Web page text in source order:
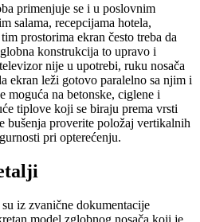
primenjuje se i u poslovnim
salama, recepcijama hotela,
prostorima ekran često treba da
konstrukcija to upravo i
nije u upotrebi, ruku nosača
ekran leži gotovo paralelno sa njim i
moguća na betonske, ciglene i
tiplove koji se biraju prema vrsti
bušenja proverite položaj vertikalnih
pri opterećenju.
iz zvanične dokumentacije
model zglobnog nosača koji je